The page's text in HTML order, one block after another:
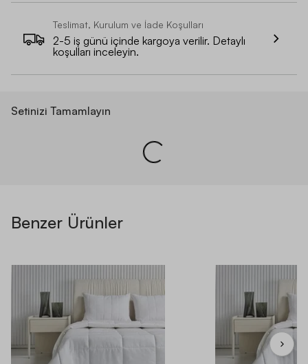
Teslimat, Kurulum ve İade Koşulları
2-5 iş günü içinde kargoya verilir. Detaylı
koşulları inceleyin.
Setinizi Tamamlayın
Benzer Ürünler